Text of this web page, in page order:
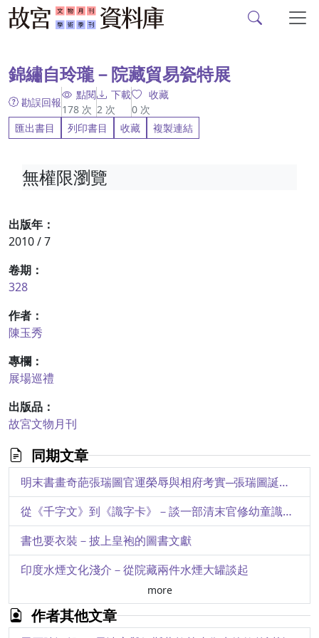
錦繡自玲瓏－院藏貿易瓷特展
勘誤回報
點閱
178 次
下載
2 次
收藏
0 次
匯出書目
列印書目 收藏 複製連結
出版年：
2010 / 7
卷期：
328
作者：
陳玉秀
專欄：
展場巡禮
出版品：
故宮文物月刊
同期文章
明末書畫奇葩張瑞圖官運榮辱與相府考實─張瑞圖誕辰四四０周年紀念
從《千字文》到《識字卡》－談一部清末官修幼童識字教材
書也要衣裝－披上皇袍的圖書文獻
印度水煙文化淺介－從院藏兩件水煙大罐談起
《石渠寶笈三編》相關印記的鈐押
再談乾隆皇帝的「石渠繼鑑」璽
more
作者其他文章
無權限瀏覽